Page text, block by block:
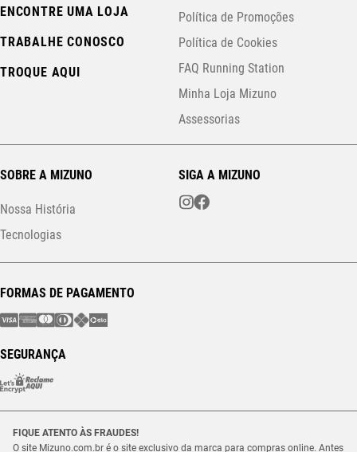
ENCONTRE UMA LOJA
TRABALHE CONOSCO
TROQUE AQUI
Política de Promoções
Política de Cookies
FAQ Running Station
Minha Loja Mizuno
Assessorias
SOBRE A MIZUNO
Nossa História
Tecnologias
SIGA A MIZUNO
FORMAS DE PAGAMENTO
SEGURANÇA
FIQUE ATENTO ÀS FRAUDES!
O site Mizuno.com.br é o site exclusivo da marca para compras online. Antes